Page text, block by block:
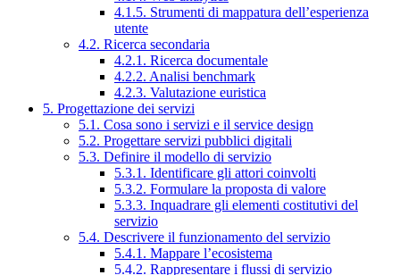
4.1.5. Strumenti di mappatura dell’esperienza
utente
4.2. Ricerca secondaria
4.2.1. Ricerca documentale
4.2.2. Analisi benchmark
4.2.3. Valutazione euristica
5. Progettazione dei servizi
5.1. Cosa sono i servizi e il service design
5.2. Progettare servizi pubblici digitali
5.3. Definire il modello di servizio
5.3.1. Identificare gli attori coinvolti
5.3.2. Formulare la proposta di valore
5.3.3. Inquadrare gli elementi costitutivi del
servizio
5.4. Descrivere il funzionamento del servizio
5.4.1. Mappare l’ecosistema
5.4.2. Rappresentare i flussi di servizio